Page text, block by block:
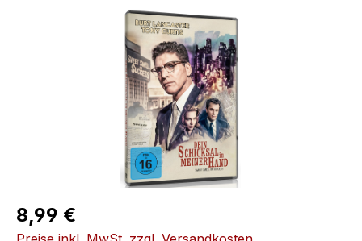
Bildergalerie überspringen
Regulärer Preis:
8,99 €